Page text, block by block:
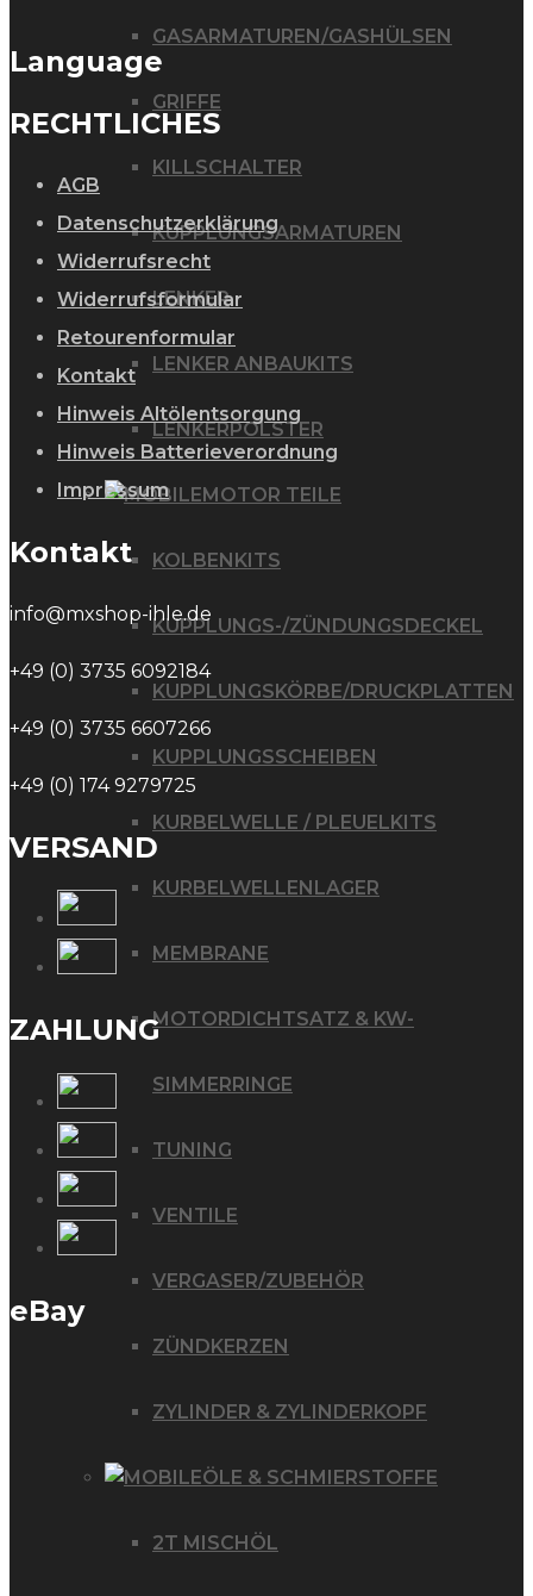
GASARMATUREN/GASHÜLSEN
GRIFFE
KILLSCHALTER
KUPPLUNGSARMATUREN
LENKER
LENKER ANBAUKITS
LENKERPOLSTER
MOTOR TEILE
KOLBENKITS
KUPPLUNGS-/ZÜNDUNGSDECKEL
KUPPLUNGSKÖRBE/DRUCKPLATTEN
KUPPLUNGSSCHEIBEN
KURBELWELLE / PLEUELKITS
KURBELWELLENLAGER
MEMBRANE
MOTORDICHTSATZ & KW-
SIMMERRINGE
TUNING
VENTILE
VERGASER/ZUBEHÖR
ZÜNDKERZEN
ZYLINDER & ZYLINDERKOPF
ÖLE & SCHMIERSTOFFE
2T MISCHÖL
Language
RECHTLICHES
AGB
Datenschutzerklärung
Widerrufsrecht
Widerrufsformular
Retourenformular
Kontakt
Hinweis Altölentsorgung
Hinweis Batterieverordnung
Impressum
Kontakt
info@mxshop-ihle.de
+49 (0) 3735 6092184
+49 (0) 3735 6607266
+49 (0) 174 9279725
VERSAND
ZAHLUNG
eBay